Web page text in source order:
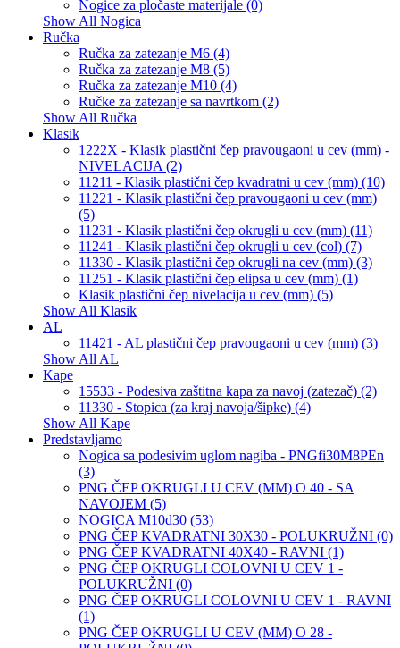
Nogice za pločaste materijale (0)
Show All Nogica
Ručka
Ručka za zatezanje M6 (4)
Ručka za zatezanje M8 (5)
Ručka za zatezanje M10 (4)
Ručke za zatezanje sa navrtkom (2)
Show All Ručka
Klasik
1222X - Klasik plastični čep pravougaoni u cev (mm) -
NIVELACIJA (2)
11211 - Klasik plastični čep kvadratni u cev (mm) (10)
11221 - Klasik plastični čep pravougaoni u cev (mm)
(5)
11231 - Klasik plastični čep okrugli u cev (mm) (11)
11241 - Klasik plastični čep okrugli u cev (col) (7)
11330 - Klasik plastični čep okrugli na cev (mm) (3)
11251 - Klasik plastični čep elipsa u cev (mm) (1)
Klasik plastični čep nivelacija u cev (mm) (5)
Show All Klasik
AL
11421 - AL plastični čep pravougaoni u cev (mm) (3)
Show All AL
Kape
15533 - Podesiva zaštitna kapa za navoj (zatezač) (2)
11330 - Stopica (za kraj navoja/šipke) (4)
Show All Kape
Predstavljamo
Nogica sa podesivim uglom nagiba - PNGfi30M8PEn
(3)
PNG ČEP OKRUGLI U CEV (MM) O 40 - SA
NAVOJEM (5)
NOGICA M10d30 (53)
PNG ČEP KVADRATNI 30X30 - POLUKRUŽNI (0)
PNG ČEP KVADRATNI 40X40 - RAVNI (1)
PNG ČEP OKRUGLI COLOVNI U CEV 1 -
POLUKRUŽNI (0)
PNG ČEP OKRUGLI COLOVNI U CEV 1 - RAVNI
(1)
PNG ČEP OKRUGLI U CEV (MM) O 28 -